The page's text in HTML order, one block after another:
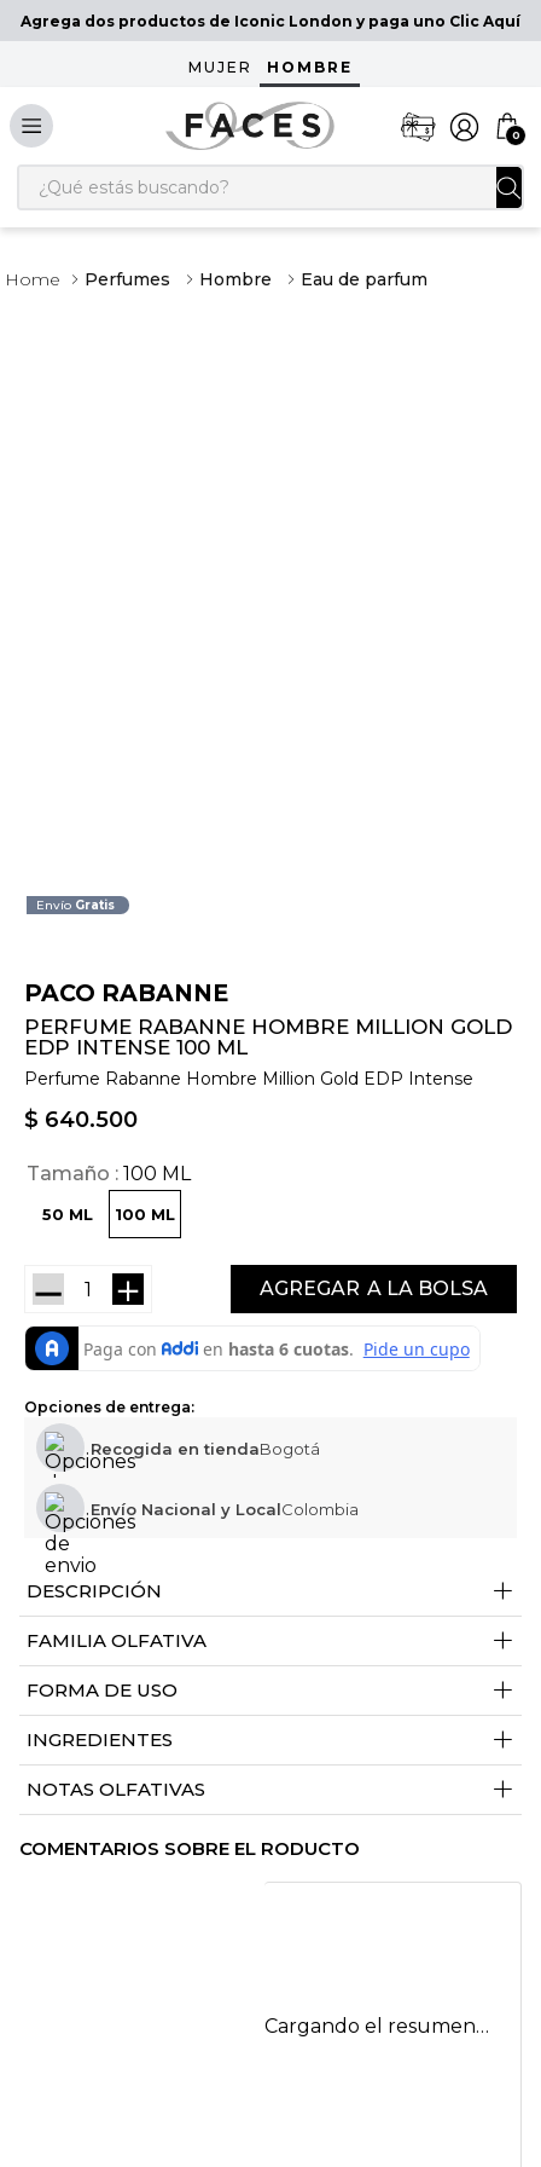
Agrega dos productos de Iconic London y paga uno Clic Aquí
MUJER HOMBRE
0
¿Qué estás buscando?
Perfumes Hombre Eau de parfum
Envío Gratis
PACO RABANNE
PERFUME RABANNE HOMBRE MILLION GOLD
EDP INTENSE 100 ML
Perfume Rabanne Hombre Million Gold EDP Intense
$ 640.500
Tamaño 100 ML
100 ML
50 ML
＋
－ AGREGAR
Opciones de entrega:
Recogida en tiendaBogotá
Envío Nacional y LocalColombia
DESCRIPCIÓN +
FAMILIA OLFATIVA +
FORMA DE USO +
INGREDIENTES +
NOTAS OLFATIVAS +
COMENTARIOS SOBRE EL RODUCTO
Cargando el resumen…